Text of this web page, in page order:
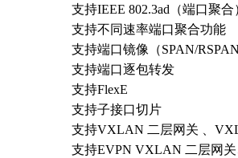
支持IEEE 802.3ad（端口聚
支持不同速率端口聚合功能
支持端口镜像（SPAN/
支持端口逐包转发
支持FlexE
支持子接口切片
支持VXLAN 二层网关 、
支持EVPN VXLAN 二层网